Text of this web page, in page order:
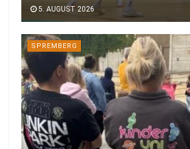
5. AUGUST 2026
SPREMBERG